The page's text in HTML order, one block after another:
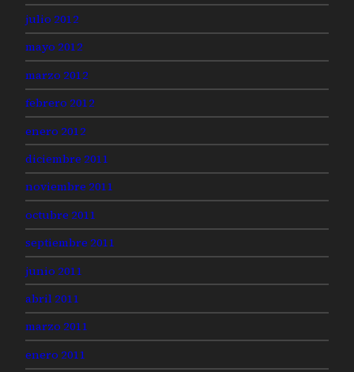
julio 2012
mayo 2012
marzo 2012
febrero 2012
enero 2012
diciembre 2011
noviembre 2011
octubre 2011
septiembre 2011
junio 2011
abril 2011
marzo 2011
enero 2011